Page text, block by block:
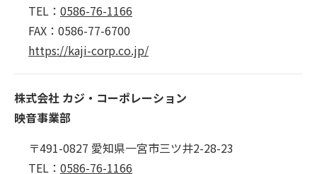
TEL： 0586-76-1166
FAX：0586-77-6700
https://kaji-corp.co.jp/
株式会社 カジ・コーポレーション
映音事業部
〒491-0827 愛知県一宮市三ツ井2-28-23
TEL： 0586-76-1166